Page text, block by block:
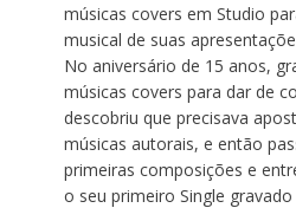
músicas covers em Studio
musical de suas
No aniversário de 15 anos,
músicas covers para dar de
descobriu que precisava
músicas autorais, e então
primeiras composições e
o seu primeiro Single